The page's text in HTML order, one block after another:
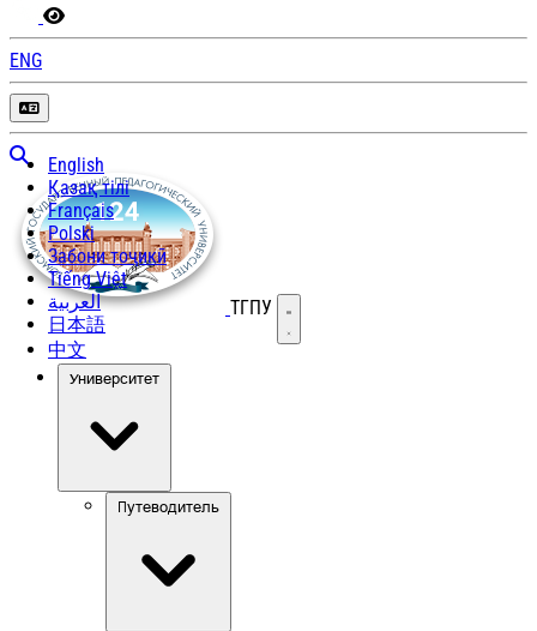
ENG
English
Қазақ тілі
Français
Polski
Забони тоҷикӣ
Tiếng Việt
العربية
日本語
中文
ТГПУ Открыть меню
Университет
Путеводитель